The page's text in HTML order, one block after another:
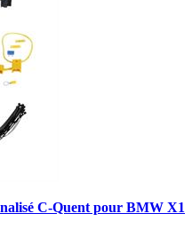
C-Quent pour BMW X1